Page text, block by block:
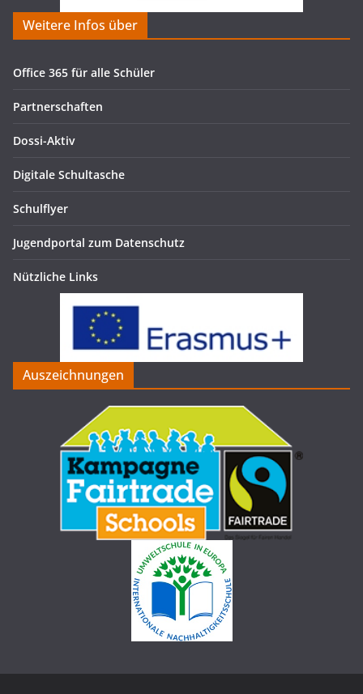
Weitere Infos über
Office 365 für alle Schüler
Partnerschaften
Dossi-Aktiv
Digitale Schultasche
Schulflyer
Jugendportal zum Datenschutz
Nützliche Links
Auszeichnungen